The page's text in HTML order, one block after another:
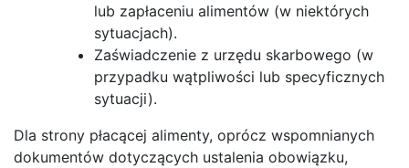
lub zapłaceniu alimentów (w niektórych
sytuacjach).
Zaświadczenie z urzędu skarbowego (w
przypadku wątpliwości lub specyficznych
sytuacji).
Dla strony płacącej alimenty, oprócz wspomnianych
dokumentów dotyczących ustalenia obowiązku,